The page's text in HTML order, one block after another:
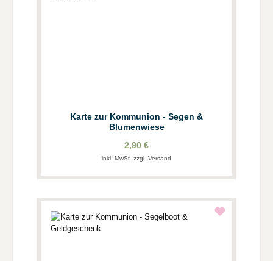
Karte zur Kommunion - Segen &
Blumenwiese
2,90 €
inkl. MwSt. zzgl. Versand